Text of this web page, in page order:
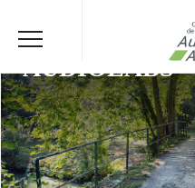
AUDIOLABS